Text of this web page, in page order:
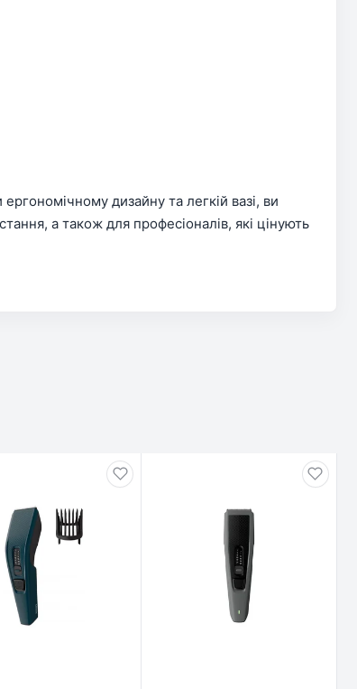
дизайну та легкій вазі, ви
а також для професіоналів, які цінують